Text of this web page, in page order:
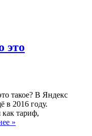
это
такое? В Яндекс
в 2016 году.
тариф,
»